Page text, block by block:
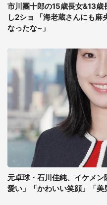
市川團十郎の15歳長女&13歳
し2ショ 「海老蔵さんにも
なったな~」
元卓球・石川佳純、イケメ
愛い」「かわいい笑顔」「美